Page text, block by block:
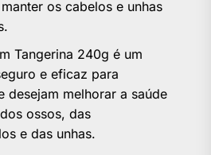
os cabelos e unhas
Tangerina 240g é um
e eficaz para
desejam melhorar a saúde
ossos, das
e das unhas.